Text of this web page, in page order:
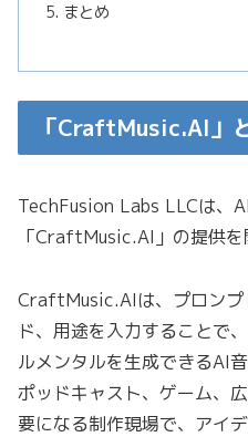
まとめ
「CraftMusic.AI」
TechFusion Labs LLCは、
「CraftMusic.AI」の提供を
CraftMusic.AIは、プロンプ
ド、用途を入力することで
ルメンタルを生成できるAI
ポッドキャスト、ゲーム、
要になる制作現場で、アイ